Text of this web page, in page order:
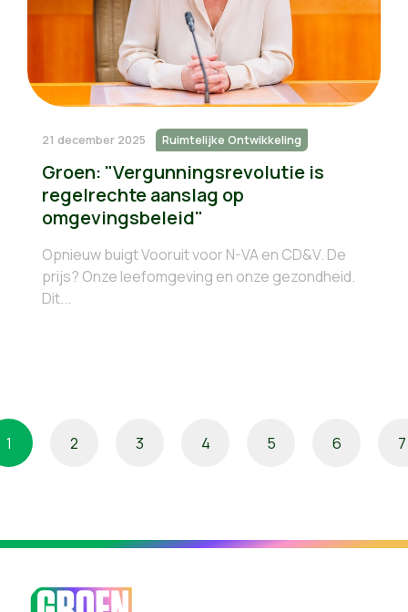
21 december 2025 Ruimtelijke Ontwikkeling
Groen: "Vergunningsrevolutie is
regelrechte aanslag op
omgevingsbeleid"
Opnieuw buigt Vooruit voor N-VA en CD&V. De
prijs? Onze leefomgeving en onze gezondheid.
Dit...
1 2 3 4 5 6 7